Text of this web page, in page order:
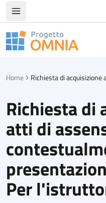
Apri/chiudi menù di
Progetto Omnia
Home
Richiesta di
atti di
Per